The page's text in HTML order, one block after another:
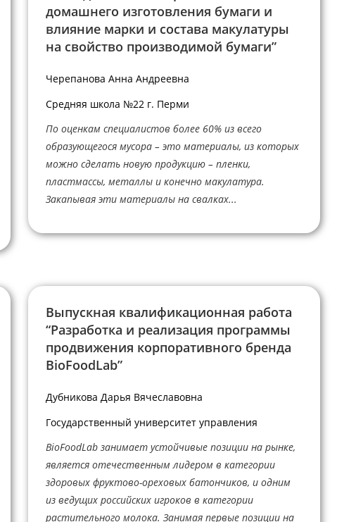
домашнего изготовления бумаги и
влияние марки и состава макулатуры
на свойство производимой бумаги”
Черепанова Анна Андреевна
Средняя школа №22 г. Перми
По оценкам специалистов более 60% из всего
образующегося мусора – это материалы, из которых
можно сделать новую продукцию – пленки,
пластмассы, металлы и конечно макулатура.
Закапывая эти материалы на свалках...
Выпускная квалификационная работа
“Разработка и реализация программы
продвижения корпоративного бренда
BioFoodLab”
Дубникова Дарья Вячеславовна
Государственный университет управления
BioFoodLab занимает устойчивые позиции на рынке,
является отечественным лидером в категории
здоровых фруктово-ореховых батончиков, и одним
из ведущих российских игроков в категории
растительного молока. Занимая первые позиции на